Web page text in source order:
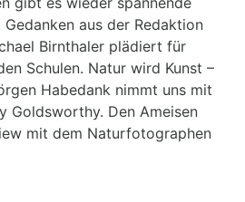
aus der Redaktion
Birnthaler plädiert für
Schulen. Natur wird Kunst –
Habedank nimmt uns mit
Goldsworthy. Den Ameisen
mit dem Naturfotographen